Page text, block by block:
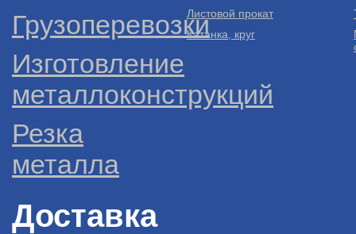
Грузоперевозки
Изготовление
металлоконструкций
Резка
металла
Доставка
Листовой прокат
Катанка, круг